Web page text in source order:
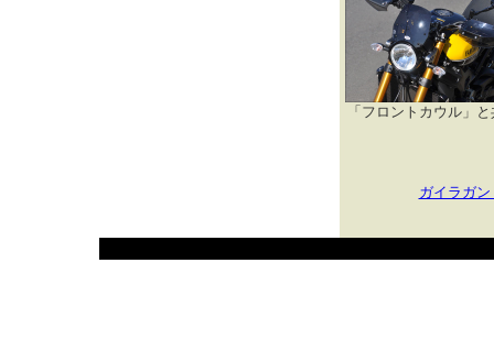
「フロントカウル」
ガイラガ